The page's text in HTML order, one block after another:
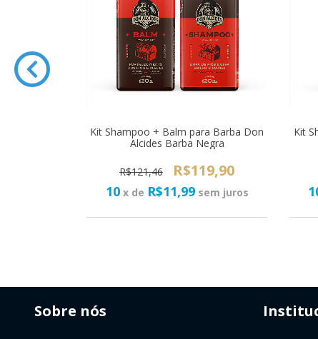
Kit Shampoo + Balm para Barba Don
Alcides Barba Negra
R$121,46 R$119,90
10 x de R$11,99 sem juros
Kit
Sobre nós